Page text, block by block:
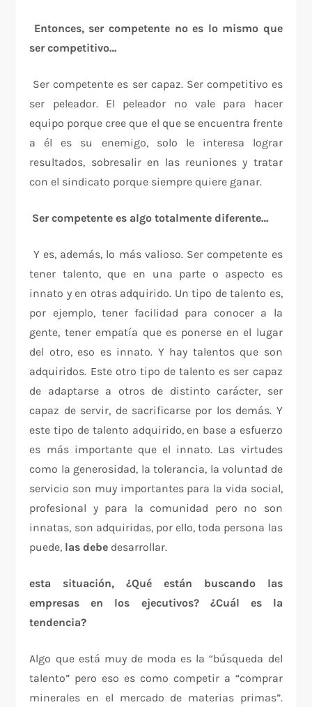
Entonces, ser competente no es lo mismo que
ser competitivo…
Ser competente es ser capaz. Ser competitivo es
ser peleador. El peleador no vale para hacer
equipo porque cree que el que se encuentra frente
a él es su enemigo, solo le interesa lograr
resultados, sobresalir en las reuniones y tratar
con el sindicato porque siempre quiere ganar.
Ser competente es algo totalmente diferente…
Y es, además, lo más valioso. Ser competente es
tener talento, que en una parte o aspecto es
innato y en otras adquirido. Un tipo de talento es,
por ejemplo, tener facilidad para conocer a la
gente, tener empatía que es ponerse en el lugar
del otro, eso es innato. Y hay talentos que son
adquiridos. Este otro tipo de talento es ser capaz
de adaptarse a otros de distinto carácter, ser
capaz de servir, de sacrificarse por los demás. Y
este tipo de talento adquirido, en base a esfuerzo
es más importante que el innato. Las virtudes
como la generosidad, la tolerancia, la voluntad de
servicio son muy importantes para la vida social,
profesional y para la comunidad pero no son
innatas, son adquiridas, por ello, toda persona las
puede, las debe desarrollar.
esta situación, ¿Qué están buscando las
empresas en los ejecutivos? ¿Cuál es la
tendencia?
Algo que está muy de moda es la “búsqueda del
talento” pero eso es como competir a “comprar
minerales en el mercado de materias primas”.